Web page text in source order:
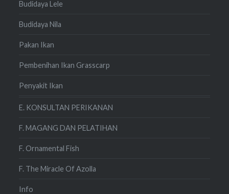
Budidaya Lele
Budidaya Nila
Pakan Ikan
Pembenihan Ikan Grasscarp
Penyakit Ikan
E. KONSULTAN PERIKANAN
F. MAGANG DAN PELATIHAN
F. Ornamental Fish
F. The Miracle Of Azolla
Info